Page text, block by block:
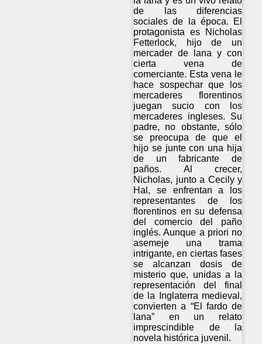
de las diferencias
sociales de la época. El
protagonista es Nicholas
Fetterlock, hijo de un
mercader de lana y con
cierta vena de
comerciante. Esta vena le
hace sospechar que los
mercaderes florentinos
juegan sucio con los
mercaderes ingleses. Su
padre, no obstante, sólo
se preocupa de que el
hijo se junte con una hija
de un fabricante de
paños. Al crecer,
Nicholas, junto a Cecily y
Hal, se enfrentan a los
representantes de los
florentinos en su defensa
del comercio del paño
inglés. Aunque a priori no
asemeje una trama
intrigante, en ciertas fases
se alcanzan dosis de
misterio que, unidas a la
representación del final
de la Inglaterra medieval,
convierten a “El fardo de
lana” en un relato
imprescindible de la
novela histórica juvenil.